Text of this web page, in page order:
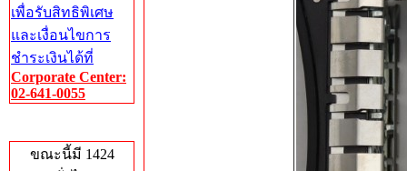
เพื่อรับสิทธิพิเศษ
และเงื่อนไขการ
ชำระเงินได้ที่
Corporate Center:
02-641-0055
ขณะนี้มี 1424